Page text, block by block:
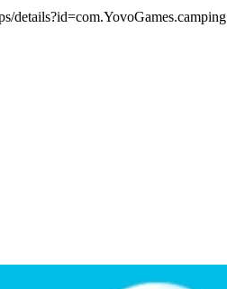
details?id=com.YovoGames.camping